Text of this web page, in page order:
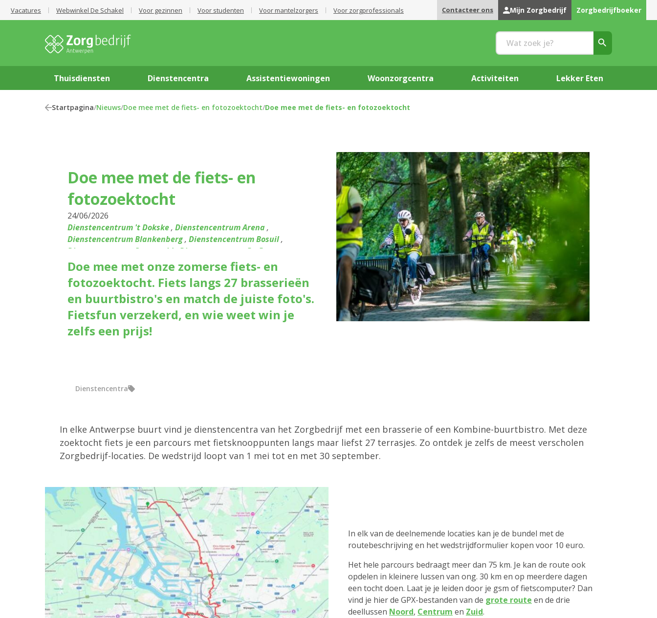
Vacatures Webwinkel De Schakel Voor gezinnen Voor studenten Voor mantelzorgers Voor zorgprofessionals Contacteer ons Mijn Zorgbedrijf Zorgbedrijfboeker
Thuisdiensten Dienstencentra Assistentiewoningen Woonzorgcentra Activiteiten Lekker Eten
Startpagina/Nieuws/Doe mee met de fiets- en fotozoektocht/Doe mee met de fiets- en fotozoektocht
Doe mee met de fiets- en
fotozoektocht
24/06/2026
Dienstencentrum 't Dokske, Dienstencentrum Arena ,
Dienstencentrum Blankenberg, Dienstencentrum Bosuil,
Dienstencentrum Ruggeveld
Dienstencentrum De Brem
Dienstencentrum De Boskes Dienstencentrum De Fontein
Dienstencentrum Sint Andries,Dienstencentrum De Olijftak
Dienstencentrum De Vrijgeweide,Dienstencentrum De Zeelbaan
Dienstencentrum Huize Berchem,Dienstencentrum Kerkeveld,
Dienstencentrum Kronenburg
Dienstencentrum Liberty
Dienstencentrum Linkeroever, Dienstencentrum Molengeest
Dienstencentrum Romanza
Doe mee met onze zomerse fiets- en
fotozoektocht. Fiets langs 27 brasserieën
en buurtbistro's en match de juiste foto's.
Fietsfun verzekerd, en wie weet win je
zelfs een prijs!
Dienstencentra
In elke Antwerpse buurt vind je dienstencentra van het Zorgbedrijf met een brasserie of een Kombine-buurtbistro. Met deze
zoektocht fiets je een parcours met fietsknooppunten langs maar liefst 27 terrasjes. Zo ontdek je zelfs de meest verscholen
Zorgbedrijf-locaties. De wedstrijd loopt van 1 mei tot en met 30 september.
In elk van de deelnemende locaties kan je de bundel met de
routebeschrijving en het wedstrijdformulier kopen voor 10 euro.
Het hele parcours bedraagt meer dan 75 km. Je kan de route ook
opdelen in kleinere lussen van ong. 30 km en op meerdere dagen
een tocht doen. Laat je je leiden door je gsm of fietscomputer? Dan
vind je hier de GPX-bestanden van de grote route en de drie
deellussen Noord, Centrum en Zuid.